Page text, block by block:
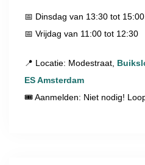
📅 Dinsdag van 13:30 tot 15:00
📅 Vrijdag van 11:00 tot 12:30
📍 Locatie: Modestraat,
ES Amsterdam
🎟 Aanmelden: Niet nodig!